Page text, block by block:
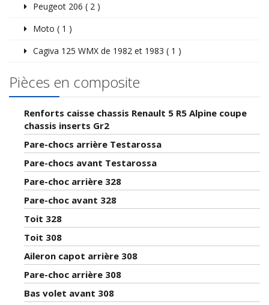
Peugeot 206 ( 2 )
Moto ( 1 )
Cagiva 125 WMX de 1982 et 1983 ( 1 )
Pièces en composite
Renforts caisse chassis Renault 5 R5 Alpine coupe
chassis inserts Gr2
Pare-chocs arrière Testarossa
Pare-chocs avant Testarossa
Pare-choc arrière 328
Pare-choc avant 328
Toit 328
Toit 308
Aileron capot arrière 308
Pare-choc arrière 308
Bas volet avant 308